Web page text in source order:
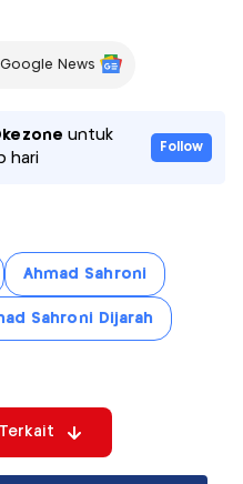
News
untuk
hari
Follow
Ahmad Sahroni
Sahroni Dijarah